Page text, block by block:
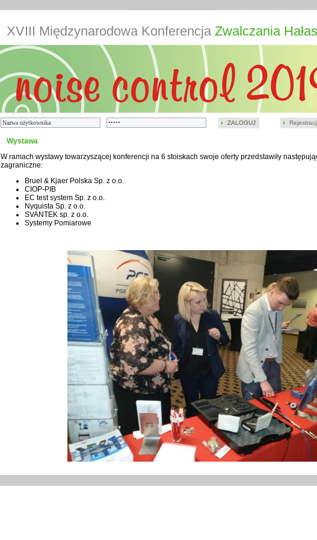
ZALOGUJ
XVIII Międzynarodowa Konferencja Zwalczania
Wystawa
W ramach wystawy towarzyszącej konferencji na 6 stoiskach swoje oferty przedstawiły
zagraniczne:
Bruel & Kjaer Polska Sp. z o.o.
CIOP-PIB
EC test system Sp. z o.o.
Nyquista Sp. z o.o.
SVANTEK sp. z o.o.
Systemy Pomiarowe